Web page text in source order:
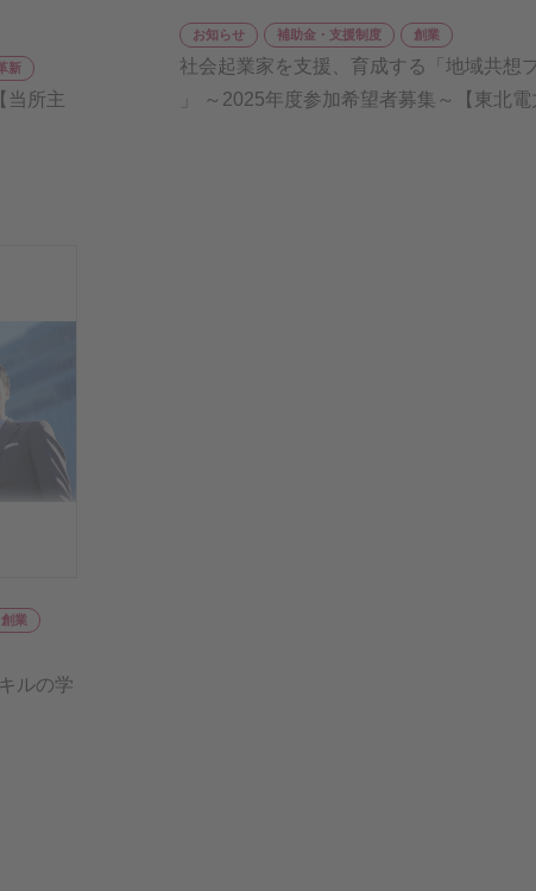
新
当所主
お知らせ 補助金・支援制度 創業
社会起業家を支援、育成する「地域共想
」 ～2025年度参加希望者募集～【東北電
創業
ルの学